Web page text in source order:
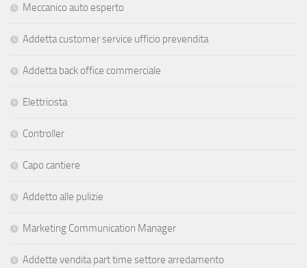
Meccanico auto esperto
Addetta customer service ufficio prevendita
Addetta back office commerciale
Elettricista
Controller
Capo cantiere
Addetto alle pulizie
Marketing Communication Manager
Addette vendita part time settore arredamento